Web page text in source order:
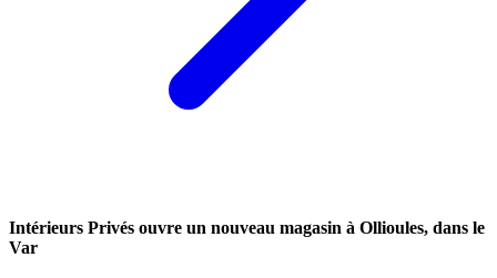
Intérieurs Privés ouvre un nouveau magasin à Ollioules, dans le
Var